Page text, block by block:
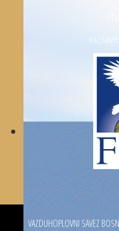
VAZDUHOPLOVNI SAVEZ